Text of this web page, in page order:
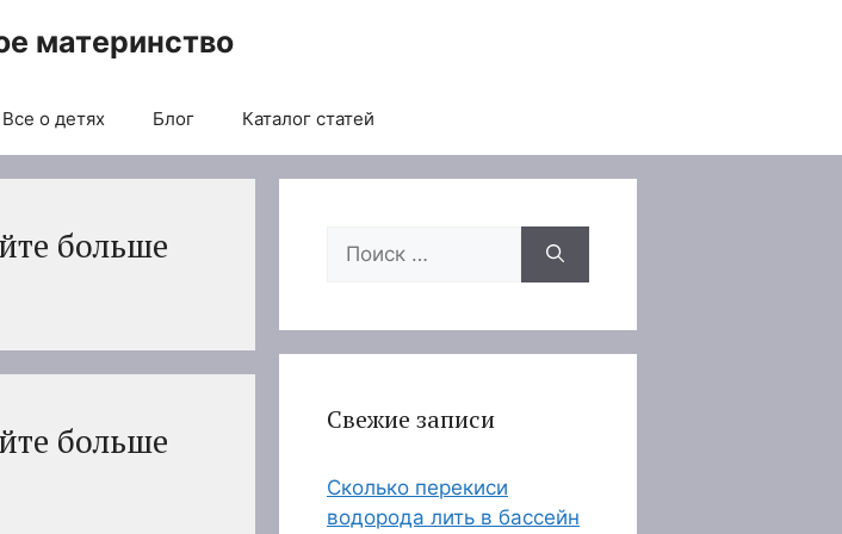
материнство
Все о детях Блог Каталог статей
больше
больше
Поиск:
Свежие записи
Сколько перекиси
водорода лить в бассейн